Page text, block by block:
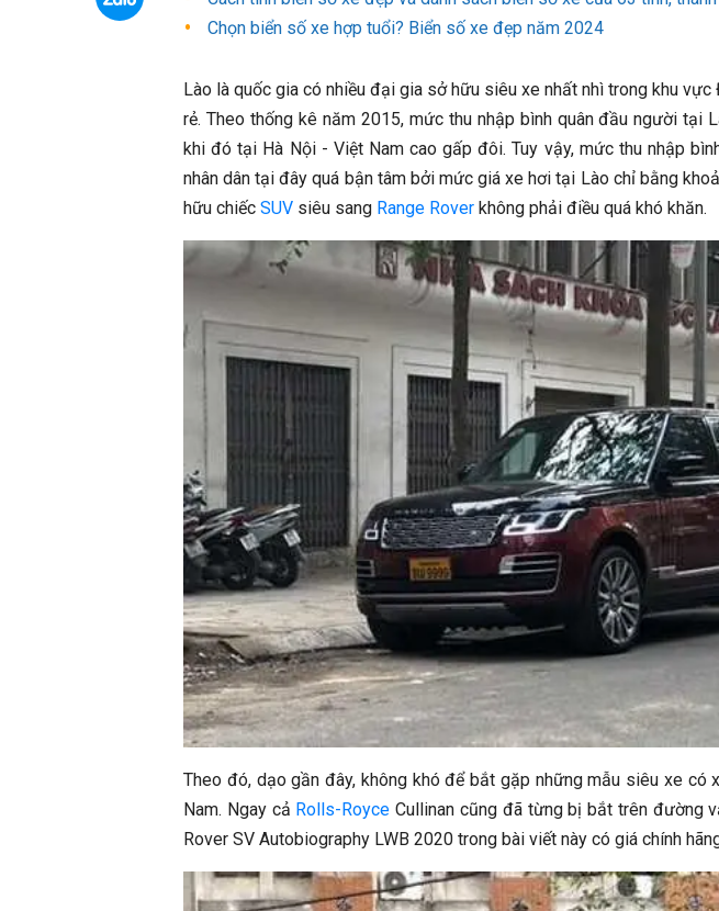
Chọn biển số xe hợp tuổi? Biển số xe đẹp năm 2024
Lào là quốc gia có nhiều đại gia sở hữu siêu xe nhất nhì trong khu
rẻ. Theo thống kê năm 2015, mức thu nhập bình quân đầu người tại
khi đó tại Hà Nội - Việt Nam cao gấp đôi. Tuy vậy, mức thu nhập
nhân dân tại đây quá bận tâm bởi mức giá xe hơi tại Lào chỉ bằng
hữu chiếc SUV siêu sang Range Rover không phải điều quá khó khăn.
Theo đó, dạo gần đây, không khó để bắt gặp những mẫu siêu xe có
Nam. Ngay cả Rolls-Royce Cullinan cũng đã từng bị bắt trên đường
Rover SV Autobiography LWB 2020 trong bài viết này có giá chính